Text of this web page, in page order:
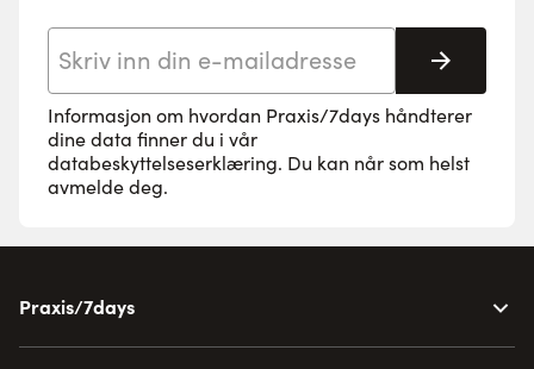
Informasjon om hvordan Praxis/7days håndterer
dine data finner du i vår
databeskyttelseserklæring. Du kan når som helst
avmelde deg.
Praxis/7days